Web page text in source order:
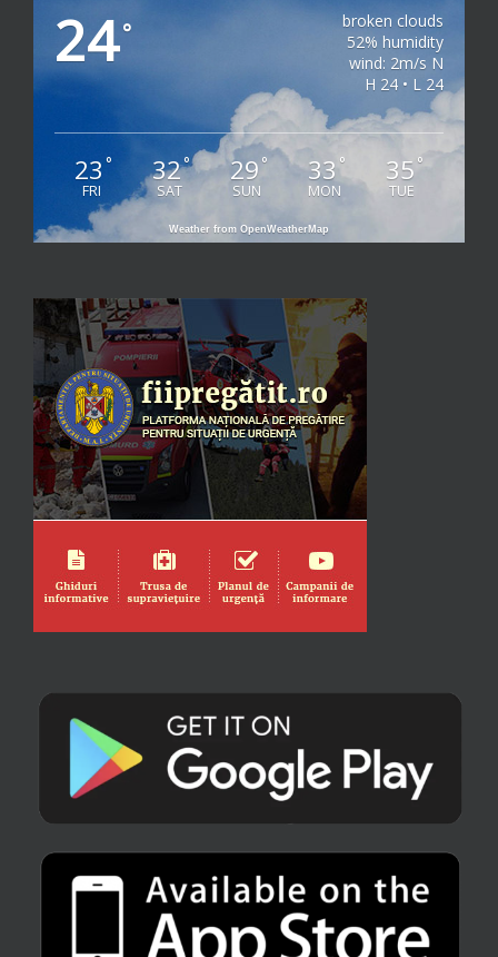
24°
broken clouds
52% humidity
wind: 2m/s N
H 24 • L 24
23 °
FRI
32°
SAT
29°
SUN
33 °
MON
35 °
TUE
Weather from OpenWeatherMap